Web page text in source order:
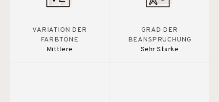
VARIATION DER
FARBTÖNE
Mittlere
GRAD DER
BEANSPRUCHUNG
Sehr Starke